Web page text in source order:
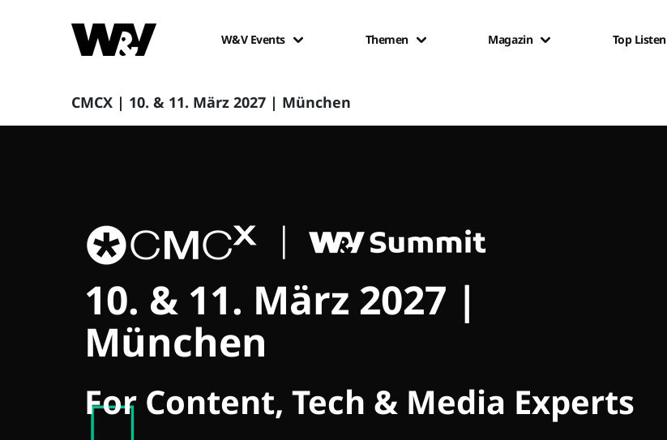
W&V Events Themen Magazin Top Listen
CMCX | 10. & 11. März 2027 | München
CMCX
10. & 11. März 2027 |
München
For Content, Tech & Media Experts